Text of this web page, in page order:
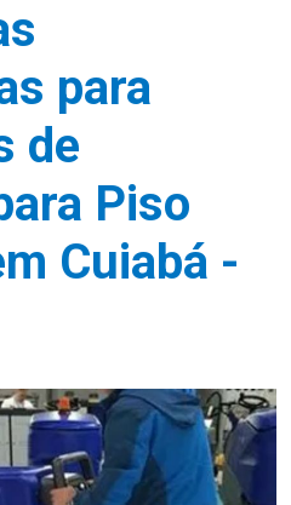
para
de
Piso
Cuiabá -